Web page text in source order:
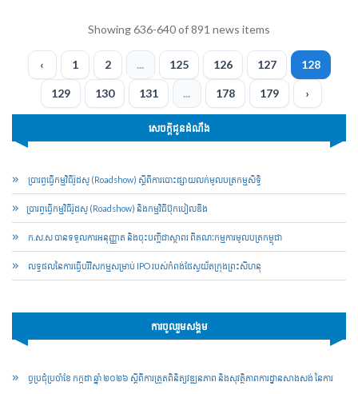
Showing 636-640 of 891 news items
‹ 1 2 ... 125 126 127 128
129 130 131 ... 178 179 ›
សេចក្ដីជូនដំណឹង
ប្រារព្ធ​ធ្វើ​កម្មវិធី​រ៉ូដ​សូ (Roadshow) ស្ដីពី​ការបោះ​ផ្សាយ​លក់​មូល​ប​ត្រ​កម្មសិទ្ធិ​
​ប្រារព្ធ​ធ្វើ​កម្មវិធី​រ៉ូដ​សូ (Roadshow) និង​កម្មវិធី​ប៊ុក​បៀ​លឌីង
ក​.​ស​.​ស បាន​ទទួល​ការអនុញ្ញាត និង​ចុះបញ្ជី​ជា​ស្ថាពរ ពី​គណៈកម្មកា​រមូល​បត្រកម្ពុជា
លទ្ធផលនៃការធ្វើបរិវិសកម្មសម្រាប់​ IPO របស់កំពង់ផែ​ស្វយ័ត​ក្រុងព្រះសីហនុ
ការចូលរួមសង្គម
ច្ចប្រជុំប្រចាំខែ កក្កដា ឆ្នាំ ២០២៦ ស្តីពីការត្រួតពិនិត្យវឌ្ឍនភាព និងសុវត្ថិភាពការដ្ឋានសាងសង់ នៃការ